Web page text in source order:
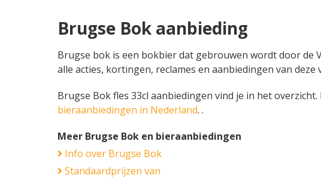
Brugse Bok aanbieding
Brugse bok is een bokbier dat gebrouwen wordt door de
alle acties, kortingen, reclames en aanbiedingen van
Brugse Bok fles 33cl aanbiedingen vind je in het
bieraanbiedingen in Nederland. .
Meer Brugse Bok en bieraanbiedingen
Info over Brugse Bok
Standaardprijzen van